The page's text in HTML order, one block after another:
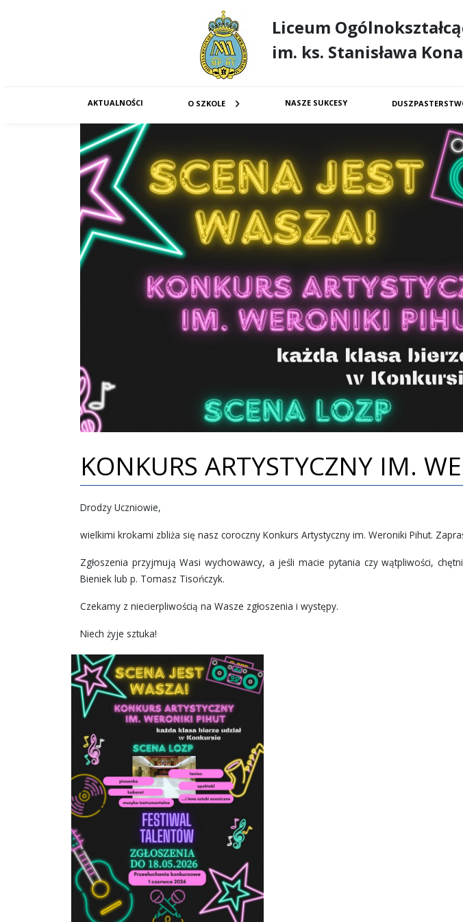
Liceum
im. ks. Stanisława
AKTUALNOŚCI O SZKOLE NASZE SUKCESY
KONKURS ARTYSTYCZNY IM.
Drodzy Uczniowie,
wielkimi krokami zbliża się nasz coroczny Konkurs Artystyczny im. Weroniki Pihut.
Zgłoszenia przyjmują Wasi wychowawcy, a jeśli macie pytania czy wątpliwości,
Bieniek lub p. Tomasz Tisończyk.
Czekamy z niecierpliwością na Wasze zgłoszenia i występy.
Niech żyje sztuka!